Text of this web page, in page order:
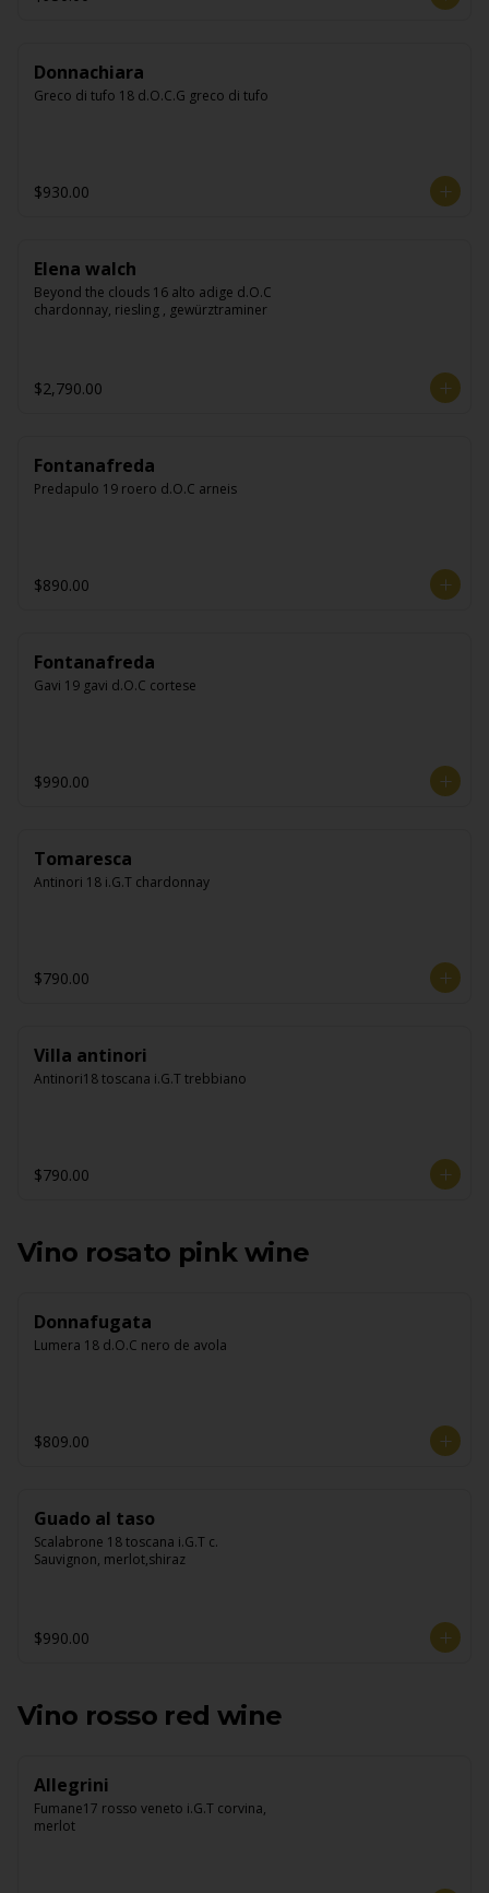
Donnachiara
Greco di tufo 18 d.O.C.G greco di tufo
$930.00
Elena walch
Beyond the clouds 16 alto adige d.O.C
chardonnay, riesling , gewürztraminer
$2,790.00
Fontanafreda
Predapulo 19 roero d.O.C arneis
$890.00
Fontanafreda
Gavi 19 gavi d.O.C cortese
$990.00
Tomaresca
Antinori 18 i.G.T chardonnay
$790.00
Villa antinori
Antinori18 toscana i.G.T trebbiano
$790.00
Vino rosato pink wine
Donnafugata
Lumera 18 d.O.C nero de avola
$809.00
Guado al taso
Scalabrone 18 toscana i.G.T c.
Sauvignon, merlot,shiraz
$990.00
Vino rosso red wine
Allegrini
Fumane17 rosso veneto i.G.T corvina,
merlot